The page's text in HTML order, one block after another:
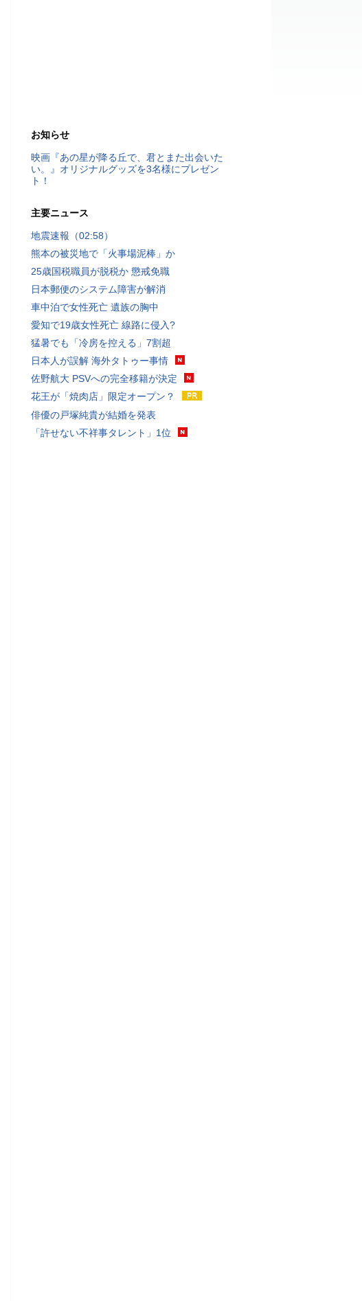
お知らせ
映画『あの星が降る丘で、君とまた出会いた
い。』オリジナルグッズを3名様にプレゼン
ト！
主要ニュース
地震速報（02:58）
熊本の被災地で「火事場泥棒」か
25歳国税職員が脱税か 懲戒免職
日本郵便のシステム障害が解消
車中泊で女性死亡 遺族の胸中
愛知で19歳女性死亡 線路に侵入?
猛暑でも「冷房を控える」7割超
日本人が誤解 海外タトゥー事情
佐野航大 PSVへの完全移籍が決定
花王が「焼肉店」限定オープン？
俳優の戸塚純貴が結婚を発表
「許せない不祥事タレント」1位